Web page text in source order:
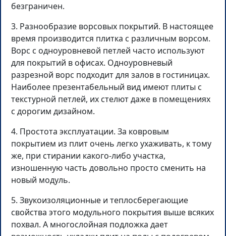
безграничен.
3. Разнообразие ворсовых покрытий. В настоящее
время производится плитка с различным ворсом.
Ворс с одноуровневой петлей часто используют
для покрытий в офисах. Одноуровневый
разрезной ворс подходит для залов в гостиницах.
Наиболее презентабельный вид имеют плиты с
текстурной петлей, их стелют даже в помещениях
с дорогим дизайном.
4. Простота эксплуатации. За ковровым
покрытием из плит очень легко ухаживать, к тому
же, при стирании какого-либо участка,
изношенную часть довольно просто сменить на
новый модуль.
5. Звукоизоляционные и теплосберегающие
свойства этого модульного покрытия выше всяких
похвал. А многослойная подложка дает